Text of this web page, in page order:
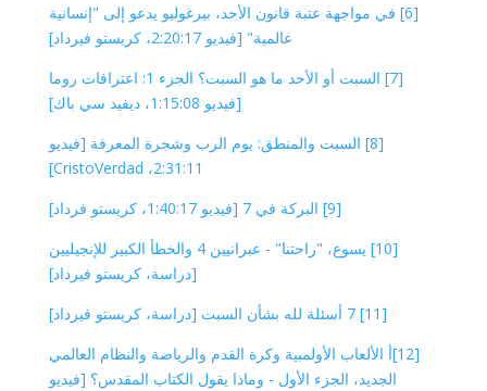
[6] في مواجهة عتبة قانون الأحد، بيرغوليو يدعو إلى "إنسانية
عالمية" [فيديو 2:20:17، كريستو فيرداد]
[7] السبت أو الأحد ما هو السبت؟ الجزء 1: اعترافات روما
[فيديو 1:15:08، ديفيد سي باك]
[8] السبت والمنطق: يوم الرب وشجرة المعرفة [فيديو
2:31:11، CristoVerdad]
[9] البركة في 7 [فيديو 1:40:17، كريستو فرداد]
[10] يسوع، "راحتنا" - عبرانيين 4 والخطأ الكبير للإنجيليين
[دراسة، كريستو فيرداد]
[11] 7 أسئلة لله بشأن السبت [دراسة، كريستو فيرداد]
[12]أ الألعاب الأولمبية وكرة القدم والرياضة والنظام العالمي
الجديد، الجزء الأول - وماذا يقول الكتاب المقدس؟ [فيديو